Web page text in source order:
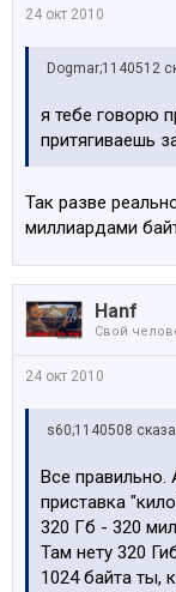
24 окт 2010
Dogmar;1140512
я тебе говорю
притягиваешь
Так разве
миллиардами
Hanf
Свой
24 окт 2010
s60;1140508
Все правильно.
приставка
320 Гб - 320
Там нету 320
1024 байта ты,